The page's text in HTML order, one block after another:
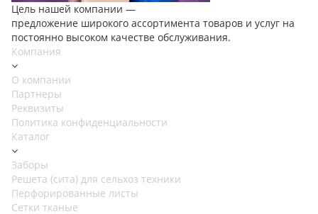
Цель нашей компании —
предложение широкого ассортимента товаров и услуг на
постоянно высоком качестве обслуживания.
Компания
О компании
Партнеры
Реквизиты
Политика конфиденциальности
Каталог
Заборы
Решета (сита) для сельхоз техники
Перфорированные листы
Сетки тканые